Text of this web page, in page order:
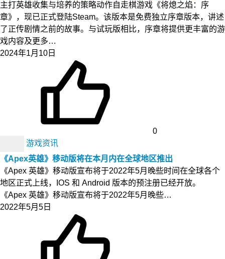
主打英雄收集与培养的策略动作自走棋游戏《将熄之焰：序
章》，现已正式登陆Steam。该版本是免费独立序章版本，讲述
了正传剧情之前的故事。与试玩版相比，序章将提供更丰富的游
戏内容及更多…
2024年1月10日
0
游戏资讯
《Apex英雄》移动版将在本月内在全球地区推出
《Apex 英雄》移动版宣布将于2022年5月晚些时间在全球各个
地区正式上线，IOS 和 Android 版本的预注册已经开放。
《Apex 英雄》移动版宣布将于2022年5月晚些…
2022年5月5日